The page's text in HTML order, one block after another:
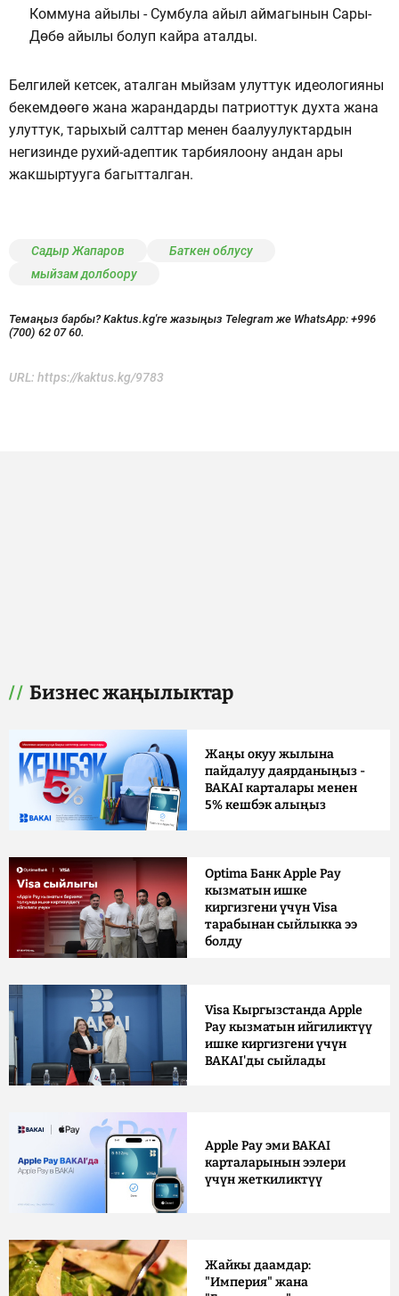
Коммуна айылы - Сумбула айыл аймагынын Сары-
Дөбө айылы болуп кайра аталды.
Белгилей кетсек, аталган мыйзам улуттук идеологияны
бекемдөөгө жана жарандарды патриоттук духта жана
улуттук, тарыхый салттар менен баалуулуктардын
негизинде рухий-адептик тарбиялоону андан ары
жакшыртууга багытталган.
Садыр Жапаров
Баткен облусу
мыйзам долбоору
Темаңыз барбы? Kaktus.kg'ге жазыңыз Telegram же WhatsApp: +996
(700) 62 07 60.
URL: https://kaktus.kg/9783
Бизнес жаңылыктар
Жаңы окуу жылына
пайдалуу даярданыңыз -
BAKAI карталары менен
5% кешбэк алыңыз
Optima Банк Apple Pay
кызматын ишке
киргизгени үчүн Visa
тарабынан сыйлыкка ээ
болду
Visa Кыргызстанда Apple
Pay кызматын ийгиликтүү
ишке киргизгени үчүн
BAKAI'ды сыйлады
Apple Pay эми BAKAI
карталарынын ээлери
үчүн жеткиликтүү
Жайкы даамдар:
"Империя" жана